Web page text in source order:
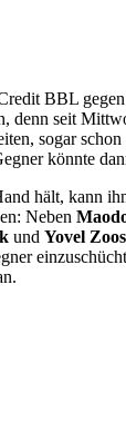
BBL
denn seit
sogar
könnte
hält, kann
Neben
und Yovel